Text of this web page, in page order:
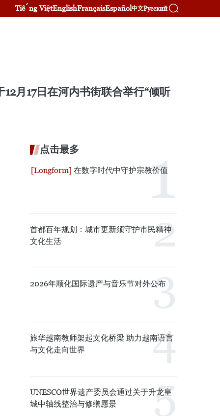
Tiếng ViệtEnglishFrançaisEspañol中文Русский
月17日在河内书街联合举行“倾听
点击最多
在数字时代中守护宗教价值
首都百年规划：城市更新须守护市民精神
文化生活
2026年顺化国际遗产与音乐节对外公布
旅华越南教师架起文化桥梁 助力越南语言
与文化走向世界
UNESCO世界遗产委员会通过关于升龙皇
城中轴线整治与修缮愿景